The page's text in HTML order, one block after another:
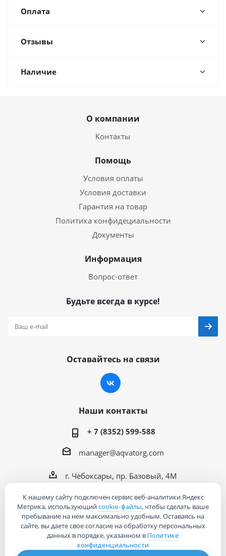
Оплата
Отзывы
Наличие
О компании
Контакты
Помощь
Условия оплаты
Условия доставки
Гарантия на товар
Политика конфидециальности
Документы
Информация
Вопрос-ответ
Будьте всегда в курсе!
Оставайтесь на связи
Наши контакты
+ 7 (8352) 599-588
manager@aqvatorg.com
г. Чебоксары, пр. Базовый, 4М
2026 © Интернет-магазин «Акваторг»
К нашему сайту подключен сервис веб-аналитики Яндекс
Метрика, использующийcookie-файлы, чтобы сделать ваше
пребывание на нем максимально удобным. Оставаясь на
сайте, вы даете свое согласие на обработку персональных
данных в порядке, указанном вПолитике
конфиденциальности